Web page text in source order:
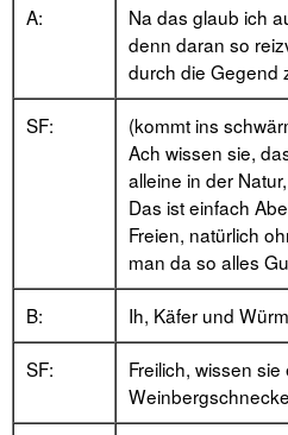
A:
Na das glaub ich
denn daran so
durch die Gegend
SF:
(kommt ins
Ach wissen sie,
alleine in der
Das ist einfach
Freien, natürlich
man da so alles
B: Ih, Käfer und
SF:
Freilich, wissen